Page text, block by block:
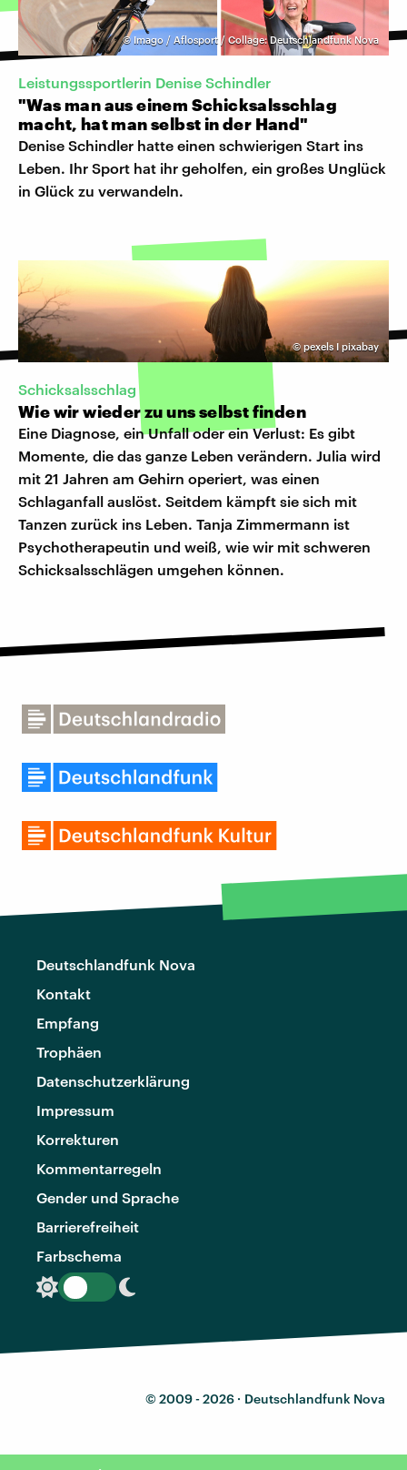
© Imago / Aflosport / Collage: Deutschlandfunk Nova
Leistungssportlerin Denise Schindler
"Was man aus einem Schicksalsschlag
macht, hat man selbst in der Hand"
Denise Schindler hatte einen schwierigen Start ins
Leben. Ihr Sport hat ihr geholfen, ein großes Unglück
in Glück zu verwandeln.
© pexels I pixabay
Schicksalsschlag
Wie wir wieder zu uns selbst finden
Eine Diagnose, ein Unfall oder ein Verlust: Es gibt
Momente, die das ganze Leben verändern. Julia wird
mit 21 Jahren am Gehirn operiert, was einen
Schlaganfall auslöst. Seitdem kämpft sie sich mit
Tanzen zurück ins Leben. Tanja Zimmermann ist
Psychotherapeutin und weiß, wie wir mit schweren
Schicksalsschlägen umgehen können.
Deutschlandfunk Nova
Kontakt
Empfang
Trophäen
Datenschutzerklärung
Impressum
Korrekturen
Kommentarregeln
Gender und Sprache
Barrierefreiheit
Farbschema
© 2009 - 2026 · Deutschlandfunk Nova